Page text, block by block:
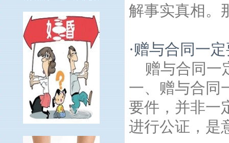
解事实真相。
·赠与合同一
赠与合同一
一、赠与合同
要件，并非一
进行公证，是